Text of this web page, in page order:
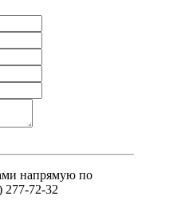
напрямую по
277-72-32